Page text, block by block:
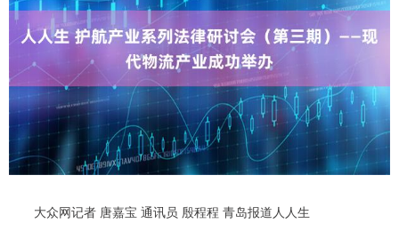
大众网记者 唐嘉宝 通讯员 殷程程 青岛报道人人生